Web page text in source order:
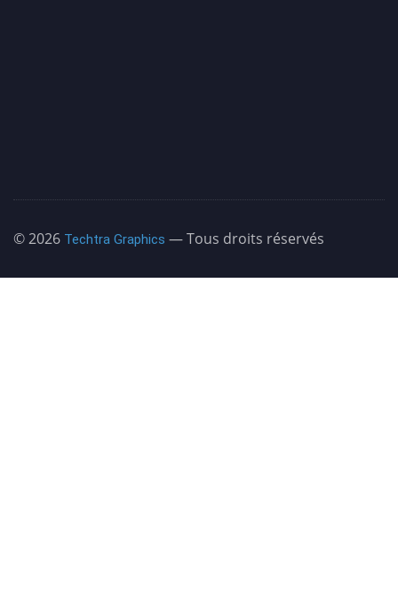
©️ 2026 Techtra Graphics — Tous droits réservés